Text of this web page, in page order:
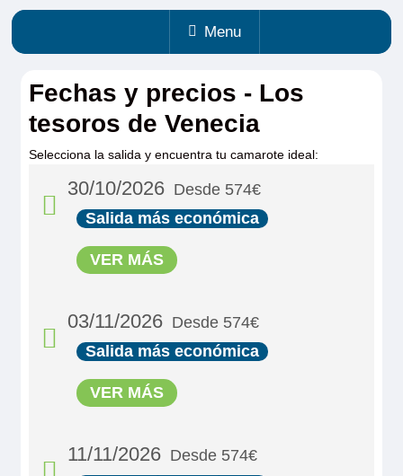
Menu
Fechas y precios - Los
tesoros de Venecia
Selecciona la salida y encuentra tu camarote ideal:
30/10/2026 Desde 574€
Salida más económica
VER MÁS
03/11/2026 Desde 574€
Salida más económica
VER MÁS
11/11/2026 Desde 574€